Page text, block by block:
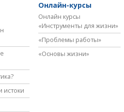
истоки
Онлайн-курсы
Онлайн курсы
«Инструменты для жизни»
«Проблемы работы»
«Основы жизни»